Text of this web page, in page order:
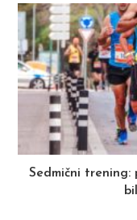
Sedmični